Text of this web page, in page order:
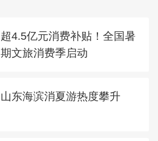
超4.5亿元消费补贴！全国暑
期文旅消费季启动
山东海滨消夏游热度攀升